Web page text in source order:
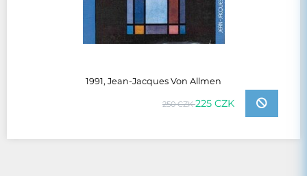
1991, Jean-Jacques Von Allmen
250 CZK225 CZK